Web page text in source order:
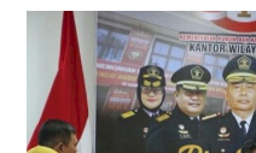
Olahraga
Internasional
Opini